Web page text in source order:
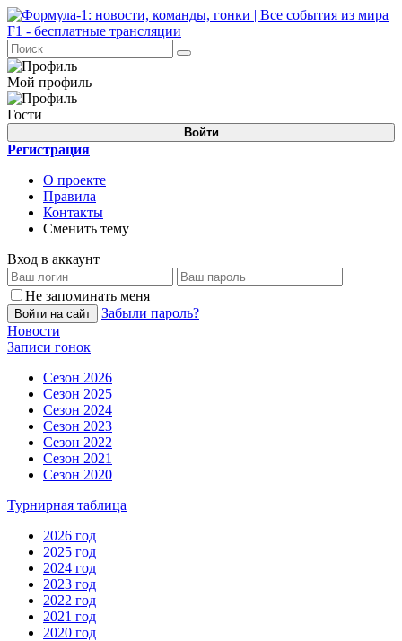
Мой профиль
Гости
Войти
Регистрация
О проекте
Правила
Контакты
Сменить тему
Вход в аккаунт
Не запоминать меня
Войти на сайт
Забыли пароль?
Новости
Записи гонок
Сезон 2026
Сезон 2025
Сезон 2024
Сезон 2023
Сезон 2022
Сезон 2021
Сезон 2020
Турнирная таблица
2026 год
2025 год
2024 год
2023 год
2022 год
2021 год
2020 год